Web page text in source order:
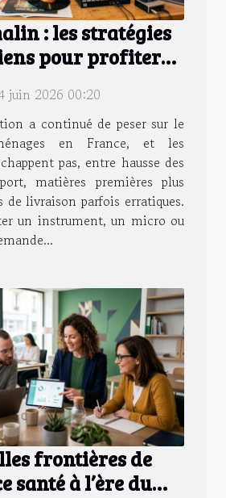
: les stratégies
pour profiter
juin 2026 00:20
a continué de peser sur le
en France, et les
pas, entre hausse des
matières premières plus
de livraison parfois erratiques.
un instrument, un micro ou
frontières de
santé à l’ère du